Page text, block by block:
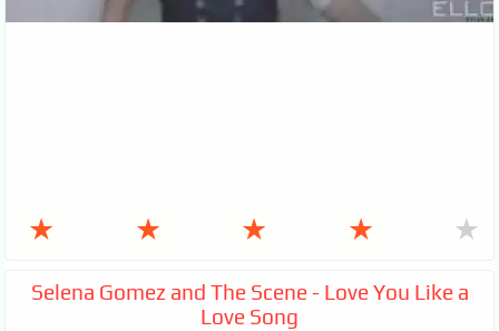
★ ★ ★ ★ ★
Selena Gomez and The Scene - Love You Like a
Love Song